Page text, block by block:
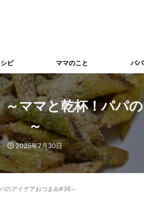
ピ ママのこと パ
ママと乾杯！パパ
～
2025年7月30日
のアイデアおつまみ#36～